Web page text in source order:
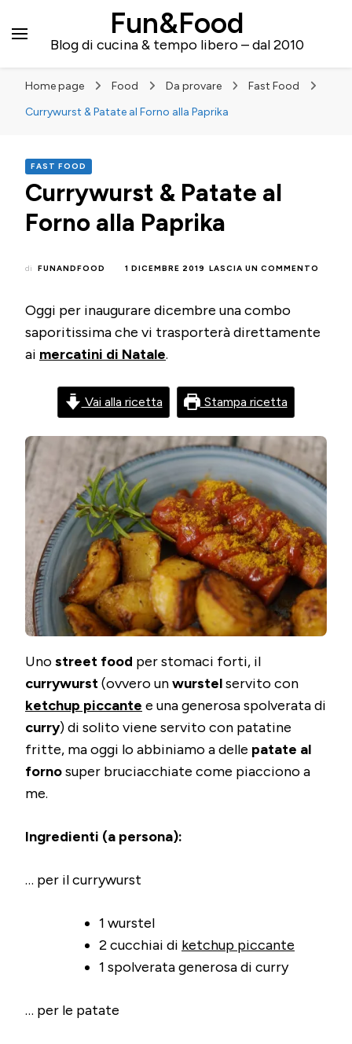
Fun&Food
Blog di cucina & tempo libero – dal 2010
Home page Food Da provare
Fast Food
Currywurst & Patate al Forno alla Paprika
FAST FOOD
Currywurst & Patate al
Forno alla Paprika
di FUNANDFOOD 1 DICEMBRE 2019 LASCIA UN COMMENTO
FORNO
Oggi per inaugurare dicembre una combo
saporitissima che vi trasporterà direttamente
ai mercatini di Natale.
Vai alla ricetta Stampa ricetta
Unostreet food per stomaci forti, il
currywurst(ovvero unwurstelservito con
ketchup piccante e una generosa spolverata di
curry) di solito viene servito con patatine
fritte, ma oggi lo abbiniamo a delle patate al
fornosuper bruciacchiate come piacciono a
me.
Ingredienti (a persona):
… per il currywurst
1 wurstel
2 cucchiai di ketchup piccante
1 spolverata generosa di curry
… per le patate